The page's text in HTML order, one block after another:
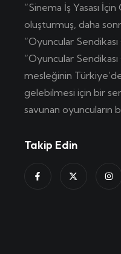
“Sinema İş Yasası
oluşturmuş, daha
“Oyuncular
“Oyuncular
mesleğinin
gelebilmesi için bir
savunan oyuncuların
Takip Edin